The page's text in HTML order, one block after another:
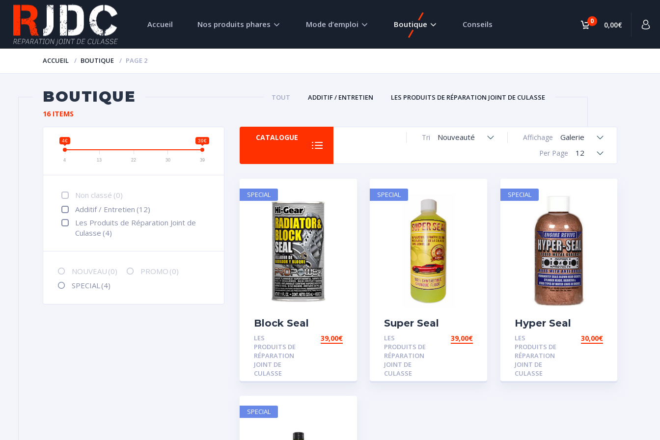
0 0,00€
Accueil Nos produits phares Mode d’emploi Boutique Conseils
ACCUEIL BOUTIQUE PAGE 2
BOUTIQUE TOUT ADDITIF / ENTRETIEN LES PRODUITS DE RÉPARATION JOINT DE CULASSE
16 ITEMS
4€ 39€
4 13 22 30 39
Non classé (0)
Additif / Entretien (12)
Les Produits de Réparation Joint de
Culasse (4)
NOUVEAU (0) PROMO (0)
SPECIAL (4)
CATALOGUE Affichage Galerie
Tri Nouveauté
Per Page 12
Block Seal
LES
PRODUITS DE
RÉPARATION
JOINT DE
CULASSE
39,00€
SPECIAL
Super Seal
LES
PRODUITS DE
RÉPARATION
JOINT DE
CULASSE
39,00€
SPECIAL
Hyper Seal
LES
PRODUITS DE
RÉPARATION
JOINT DE
CULASSE
30,00€
SPECIAL
SPECIAL